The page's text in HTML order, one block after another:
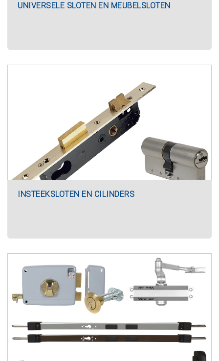
UNIVERSELE SLOTEN EN MEUBELSLOTEN
INSTEEKSLOTEN EN CILINDERS